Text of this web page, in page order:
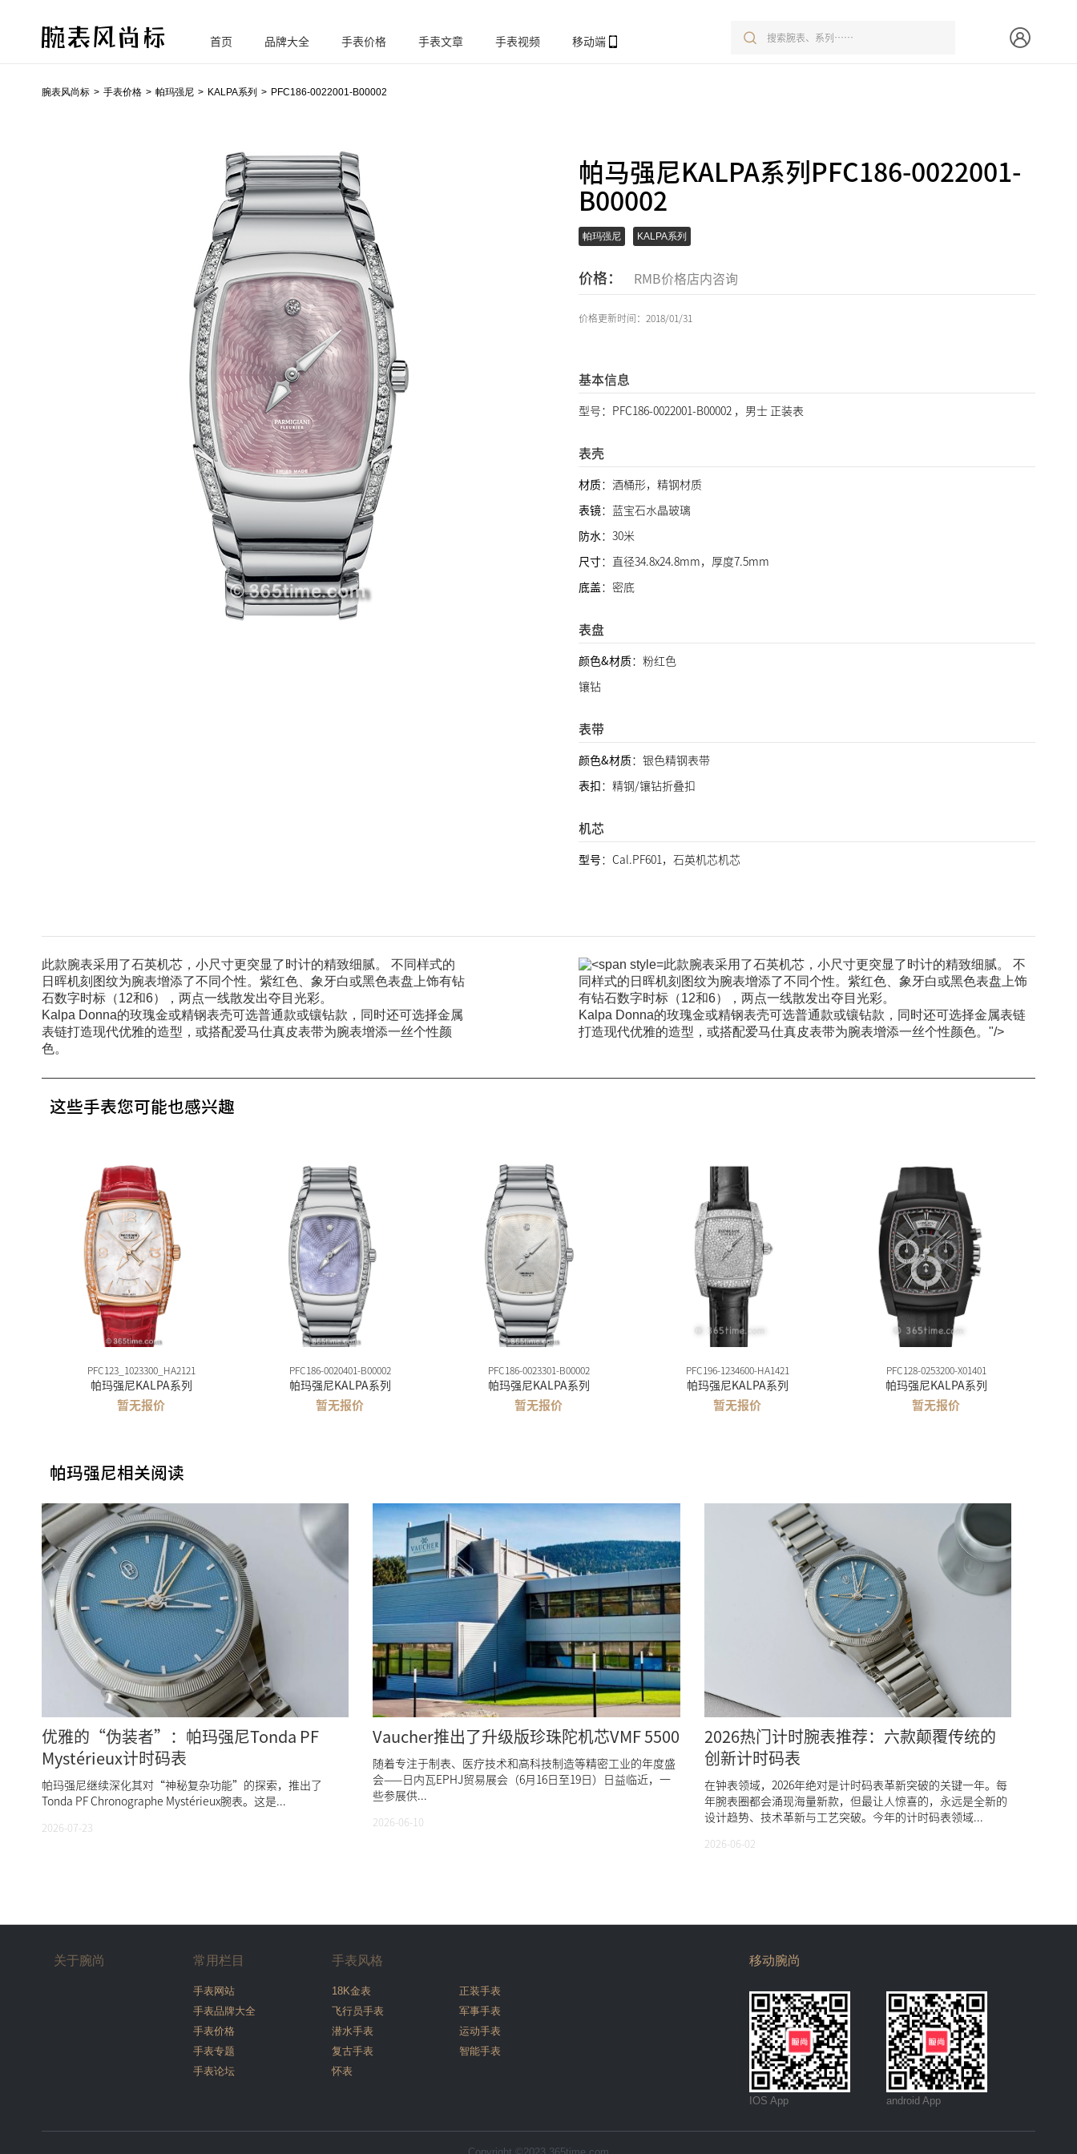
腕
首页 品牌大全 手表价格 手表文章 手表视频 移动端
腕表风尚标 手表价格 帕玛强尼 KALPA系列 PFC186-0022001-B00002
帕马强尼KALPA系列PFC186-0022001-
B00002
帕玛强尼 KALPA系列
价格： RMB价格店内咨询
价格更新时间：2018/01/31
基本信息
型号：PFC186-0022001-B00002 ，男士 正装表
表壳
材质：酒桶形，精钢材质
表镜：蓝宝石水晶玻璃
防水：30米
尺寸：直径34.8x24.8mm，厚度7.5mm
底盖：密底
表盘
颜色&材质：粉红色
镶钻
表带
颜色&材质：银色精钢表带
表扣：精钢/镶钻折叠扣
机芯
型号：Cal.PF601，石英机芯机芯
此款腕表采用了石英机芯，小尺寸更突显了时计的精致细腻。 不同样式的
日晖机刻图纹为腕表增添了不同个性。紫红色、象牙白或黑色表盘上饰有钻
石数字时标（12和6），两点一线散发出夺目光彩。
Kalpa Donna的玫瑰金或精钢表壳可选普通款或镶钻款，同时还可选择金属
表链打造现代优雅的造型，或搭配爱马仕真皮表带为腕表增添一丝个性颜
色。
此款腕表采用了石英机芯，小尺寸更突显了时计的精致细腻。 不
同样式的日晖机刻图纹为腕表增添了不同个性。紫红色、象牙白或黑色表盘上饰
有钻石数字时标（12和6），两点一线散发出夺目光彩。
Kalpa Donna的玫瑰金或精钢表壳可选普通款或镶钻款，同时还可选择金属表链
打造现代优雅的造型，或搭配爱马仕真皮表带为腕表增添一丝个性颜色。"/>
这些手表您可能也感兴趣
PFC123_1023300_HA2121
帕玛强尼KALPA系列
暂无报价
PFC186-0020401-B00002
帕玛强尼KALPA系列
暂无报价
PFC186-0023301-B00002
帕玛强尼KALPA系列
暂无报价
PFC196-1234600-HA1421
帕玛强尼KALPA系列
暂无报价
PFC128-0253200-X01401
帕玛强尼KALPA系列
暂无报价
帕玛强尼相关阅读
优雅的“伪装者”：帕玛强尼Tonda PF
Mystérieux计时码表
帕玛强尼继续深化其对“神秘复杂功能”的探索，推出了
Tonda PF Chronographe Mystérieux腕表。这是...
2026-07-23
Vaucher推出了升级版珍珠陀机芯VMF 5500
随着专注于制表、医疗技术和高科技制造等精密工业的年度盛
会——日内瓦EPHJ贸易展会（6月16日至19日）日益临近，一
些参展供...
2026-06-10
2026热门计时腕表推荐：六款颠覆传统的
创新计时码表
在钟表领域，2026年绝对是计时码表革新突破的关键一年。每
年腕表圈都会涌现海量新款，但最让人惊喜的，永远是全新的
设计趋势、技术革新与工艺突破。今年的计时码表领域...
2026-06-02
关于腕尚 常用栏目
手表网站
手表品牌大全
手表价格
手表专题
手表论坛
手表风格
18K金表
正装手表
飞行员手表
军事手表
潜水手表
运动手表
复古手表
智能手表
怀表
移动腕尚
IOS App android App